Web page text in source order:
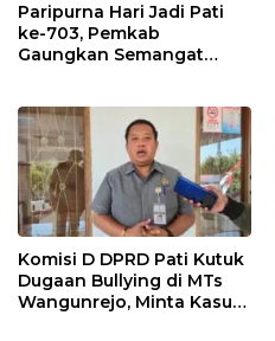
Paripurna Hari Jadi Pati
ke-703, Pemkab
Gaungkan Semangat
Komisi D DPRD Pati Kutuk
Dugaan Bullying di MTs
Wangunrejo, Minta Kasus